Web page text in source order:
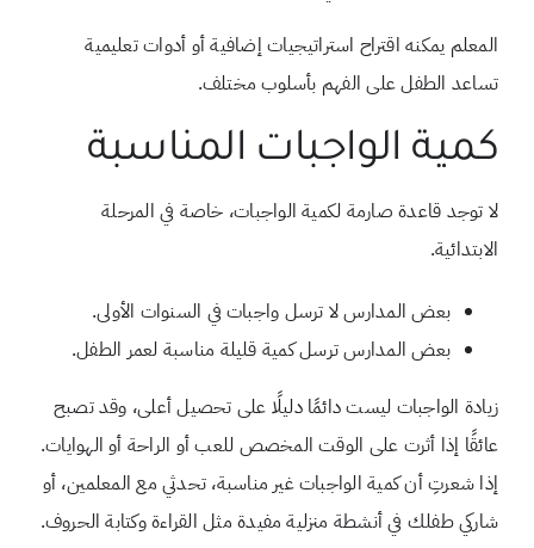
المعلم يمكنه اقتراح استراتيجيات إضافية أو أدوات تعليمية
تساعد الطفل على الفهم بأسلوب مختلف.
كمية الواجبات المناسبة
لا توجد قاعدة صارمة لكمية الواجبات، خاصة في المرحلة
الابتدائية.
بعض المدارس لا ترسل واجبات في السنوات الأولى.
بعض المدارس ترسل كمية قليلة مناسبة لعمر الطفل.
زيادة الواجبات ليست دائمًا دليلًا على تحصيل أعلى، وقد تصبح
عائقًا إذا أثرت على الوقت المخصص للعب أو الراحة أو الهوايات.
إذا شعرتِ أن كمية الواجبات غير مناسبة، تحدثي مع المعلمين، أو
شاركي طفلك في أنشطة منزلية مفيدة مثل القراءة وكتابة الحروف.